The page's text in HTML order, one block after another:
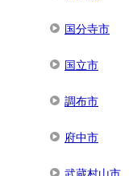
国分寺市
国立市
調布市
府中市